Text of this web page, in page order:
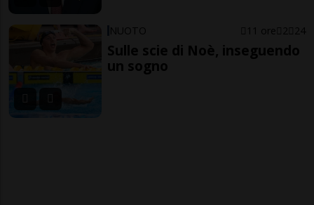
NUOTO 11 ore 2 24
Sulle scie di Noè, inseguendo
un sogno